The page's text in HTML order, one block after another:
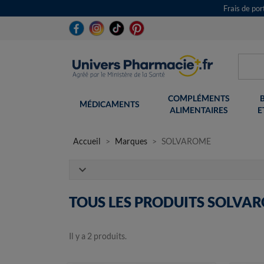
Frais de
MÉDICAMENTS
COMPLÉMENTS
ALIMENTAIRES
Accueil Marques SOLVAROME
expand_more
TOUS LES PRODUITS
Il y a 2 produits.